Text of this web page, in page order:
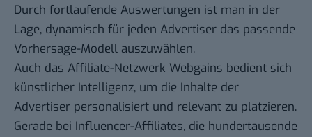
Durch fortlaufende Auswertungen ist man in der
Lage, dynamisch für jeden Advertiser das passende
Vorhersage-Modell auszuwählen.
Auch das Affiliate-Netzwerk Webgains bedient sich
künstlicher Intelligenz, um die Inhalte der
Advertiser personalisiert und relevant zu platzieren.
Gerade bei Influencer-Affiliates, die hundertausende